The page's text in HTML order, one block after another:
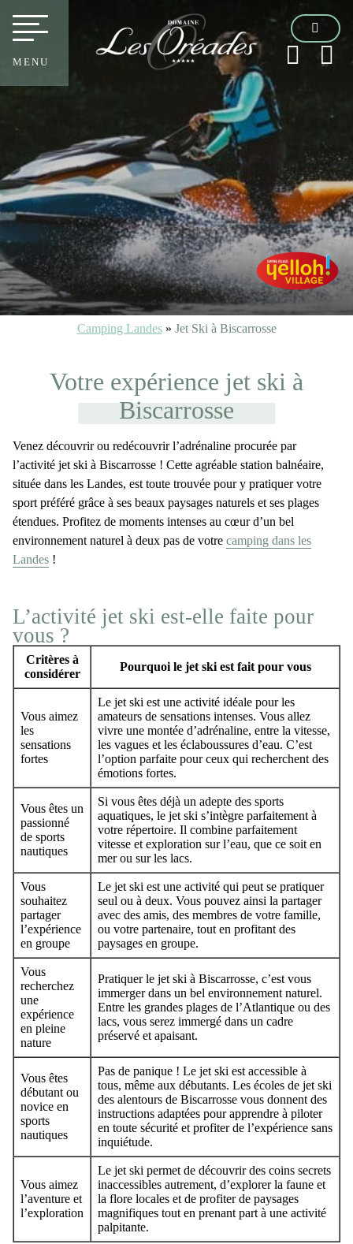
MENU
Camping Landes» Jet Ski à Biscarrosse
Votre expérience jet ski à
Biscarrosse
Venez découvrir ou redécouvrir l’adrénaline procurée par
l’activité jet ski à Biscarrosse ! Cette agréable station balnéaire,
située dans les Landes, est toute trouvée pour y pratiquer votre
sport préféré grâce à ses beaux paysages naturels et ses plages
étendues. Profitez de moments intenses au cœur d’un bel
environnement naturel à deux pas de votre camping dans les
Landes !
L’activité jet ski est-elle faite pour
vous ?
Critères à
considérer
Pourquoi le jet ski est fait pour vous
Vous aimez
les
sensations
fortes
Le jet ski est une activité idéale pour les
amateurs de sensations intenses. Vous allez
vivre une montée d’adrénaline, entre la vitesse,
les vagues et les éclaboussures d’eau. C’est
l’option parfaite pour ceux qui recherchent des
émotions fortes.
Vous êtes un
passionné
de sports
nautiques
Si vous êtes déjà un adepte des sports
aquatiques, le jet ski s’intègre parfaitement à
votre répertoire. Il combine parfaitement
vitesse et exploration sur l’eau, que ce soit en
mer ou sur les lacs.
Vous
souhaitez
partager
l’expérience
en groupe
Le jet ski est une activité qui peut se pratiquer
seul ou à deux. Vous pouvez ainsi la partager
avec des amis, des membres de votre famille,
ou votre partenaire, tout en profitant des
paysages en groupe.
Vous
recherchez
une
expérience
en pleine
nature
Pratiquer le jet ski à Biscarrosse, c’est vous
immerger dans un bel environnement naturel.
Entre les grandes plages de l’Atlantique ou des
lacs, vous serez immergé dans un cadre
préservé et apaisant.
Vous êtes
débutant ou
novice en
sports
nautiques
Pas de panique ! Le jet ski est accessible à
tous, même aux débutants. Les écoles de jet ski
des alentours de Biscarrosse vous donnent des
instructions adaptées pour apprendre à piloter
en toute sécurité et profiter de l’expérience sans
inquiétude.
Vous aimez
l’aventure et
l’exploration
Le jet ski permet de découvrir des coins secrets
inaccessibles autrement, d’explorer la faune et
la flore locales et de profiter de paysages
magnifiques tout en prenant part à une activité
palpitante.